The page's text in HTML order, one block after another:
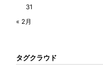
31
« 2月
タグクラウド